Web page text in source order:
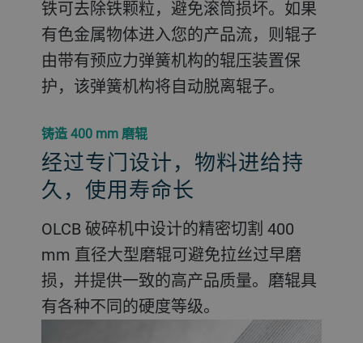
铁可去除铁颗粒，避免滚筒损坏。如果
有色金属物体进入您的产品流，则辊子
由带有预应力弹簧机构的辊压装置保
护，该弹簧机构将自动脱离辊子。
铸造 400 mm 磨辊
经过专门设计，物料进给持
久，使用寿命长
OLCB 破碎机中设计的精密切割 400
mm 直径大型磨辊可避免拉丝过早磨
损，并提供一致的高产品质量。磨辊具
有各种不同的硬度等级。